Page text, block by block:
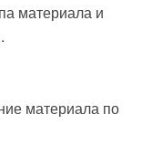
материала и
материала по